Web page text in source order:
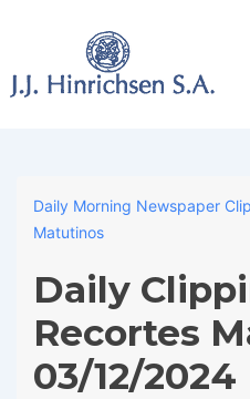
Main
Daily Morning Newspaper
Matutinos
Daily
Recortes
03/12/2024